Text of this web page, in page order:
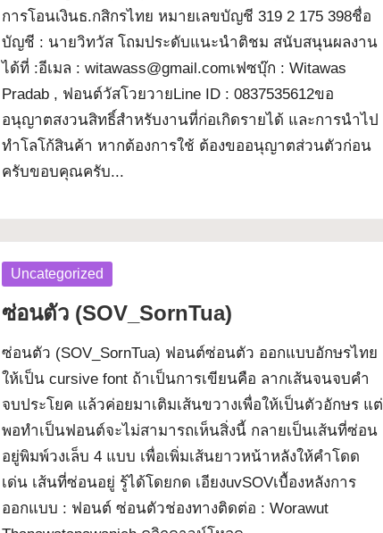
การโอนเงินธ.กสิกรไทย หมายเลขบัญชี 319 2 175 398ชื่อ
บัญชี : นายวิทวัส โถมประดับแนะนำติชม สนับสนุนผลงาน
ได้ที่ :อีเมล : witawass@gmail.comเฟซบุ๊ก : Witawas
Pradab , ฟอนต์วัสโวยวายLine ID : 0837535612ขอ
อนุญาตสงวนสิทธิ์สำหรับงานที่ก่อเกิดรายได้ และการนำไป
ทำโลโก้สินค้า หากต้องการใช้ ต้องขออนุญาตส่วนตัวก่อน
ครับขอบคุณครับ...
Posted
Uncategorized
ซ่อนตัว (SOV_SornTua)
ซ่อนตัว (SOV_SornTua) ฟอนต์ซ่อนตัว ออกแบบอักษรไทย
ให้เป็น cursive font ถ้าเป็นการเขียนคือ ลากเส้นจนจบคำ
จบประโยค แล้วค่อยมาเติมเส้นขวางเพื่อให้เป็นตัวอักษร แต่
พอทำเป็นฟอนต์จะไม่สามารถเห็นสิ่งนี้ กลายเป็นเส้นที่ซ่อน
อยู่พิมพ์วงเล็บ 4 แบบ เพื่อเพิ่มเส้นยาวหน้าหลังให้คำโดด
เด่น เส้นที่ซ่อนอยู่ รู้ได้โดยกด เอียงuvSOVเบื้องหลังการ
ออกแบบ : ฟอนต์ ซ่อนตัวช่องทางติดต่อ : Worawut